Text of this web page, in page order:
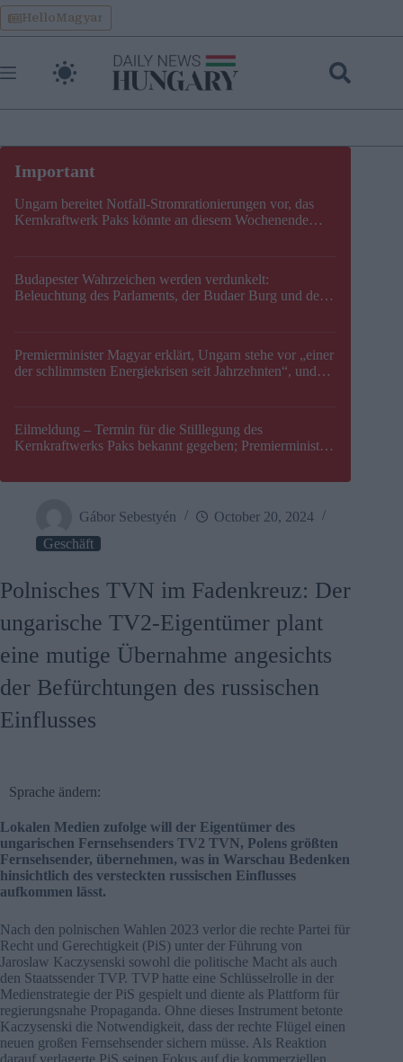
Skip
to
content
HelloMagyar
Ungarn bereitet Notfall-Stromrationierungen vor, das
Kernkraftwerk Paks könnte an diesem Wochenende
Budapester Wahrzeichen werden verdunkelt:
Beleuchtung des Parlaments, der Budaer Burg und der
Premierminister Magyar erklärt, Ungarn stehe vor „einer
der schlimmsten Energiekrisen seit Jahrzehnten“, und
Eilmeldung – Termin für die Stilllegung des
Kernkraftwerks Paks bekannt gegeben; Premierminister
Gábor Sebestyén
October 20, 2024
Geschäft
Polnisches TVN im Fadenkreuz: Der
ungarische TV2-Eigentümer plant
eine mutige Übernahme angesichts
der Befürchtungen des russischen
Einflusses
Sprache ändern:
Lokalen Medien zufolge will der Eigentümer des
ungarischen Fernsehsenders TV2 TVN, Polens größten
Fernsehsender, übernehmen, was in Warschau Bedenken
hinsichtlich des versteckten russischen Einflusses
aufkommen lässt.
Nach den polnischen Wahlen 2023 verlor die rechte Partei für
Recht und Gerechtigkeit (PiS) unter der Führung von
Jaroslaw Kaczysenski sowohl die politische Macht als auch
den Staatssender TVP. TVP hatte eine Schlüsselrolle in der
Medienstrategie der PiS gespielt und diente als Plattform für
regierungsnahe Propaganda. Ohne dieses Instrument betonte
Kaczysenski die Notwendigkeit, dass der rechte Flügel einen
neuen großen Fernsehsender sichern müsse. Als Reaktion
darauf verlagerte PiS seinen Fokus auf die kommerziellen